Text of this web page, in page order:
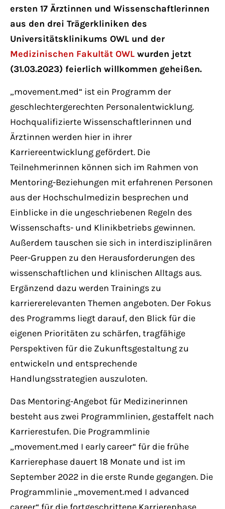
About us
Lorem ipsum dolor sit amet, consectetuer
Aenean commodo ligula eget dolor. Aenean
magnis dis parturient montes, nascetur
ridiculus mus. Donec quam felis, ultricies
nec.
ersten 17 Ärztinnen und Wissenschaftlerinnen
aus den drei Trägerkliniken des
Universitätsklinikums OWL und der
Medizinischen Fakultät OWL wurden jetzt
(31.03.2023) feierlich willkommen geheißen.
„movement.med“ ist ein Programm der
geschlechtergerechten Personalentwicklung.
Hochqualifizierte Wissenschaftlerinnen und
Ärztinnen werden hier in ihrer
Karriereentwicklung gefördert. Die
Teilnehmerinnen können sich im Rahmen von
Mentoring-Beziehungen mit erfahrenen Personen
aus der Hochschulmedizin besprechen und
Einblicke in die ungeschriebenen Regeln des
Wissenschafts- und Klinikbetriebs gewinnen.
Außerdem tauschen sie sich in interdisziplinären
Peer-Gruppen zu den Herausforderungen des
wissenschaftlichen und klinischen Alltags aus.
Ergänzend dazu werden Trainings zu
karriererelevanten Themen angeboten. Der Fokus
des Programms liegt darauf, den Blick für die
eigenen Prioritäten zu schärfen, tragfähige
Perspektiven für die Zukunftsgestaltung zu
entwickeln und entsprechende
Handlungsstrategien auszuloten.
Das Mentoring-Angebot für Medizinerinnen
besteht aus zwei Programmlinien, gestaffelt nach
Karrierestufen. Die Programmlinie
„movement.med I early career“ für die frühe
Karrierephase dauert 18 Monate und ist im
September 2022 in die erste Runde gegangen. Die
Programmlinie „movement.med I advanced